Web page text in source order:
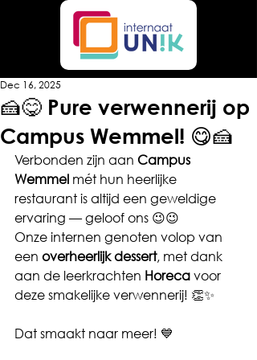
🍰😋 Pure verwennerij op
Campus Wemmel! 😋🍰
Dec 16, 2025
Verbonden zijn aan Campus
Wemmel mét hun heerlijke
restaurant is altijd een geweldige
ervaring — geloof ons 😉😉
Onze internen genoten volop van
een overheerlijk dessert, met dank
aan de leerkrachten Horeca voor
deze smakelijke verwennerij! 👏✨
Dat smaakt naar meer! 💙